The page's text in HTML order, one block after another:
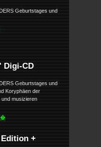
Geburtstages und
Digi-CD
Geburtstages und
Koryphäen der
musizieren
�
Edition +